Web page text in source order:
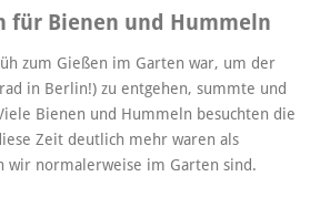
für Bienen und Hummeln
zum Gießen im Garten war, um der
in Berlin!) zu entgehen, summte und
Bienen und Hummeln besuchten die
Zeit deutlich mehr waren als
wir normalerweise im Garten sind.